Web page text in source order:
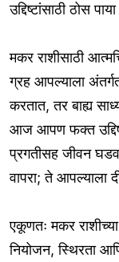
उद्दिष्टांसाठी ठोस
मकर राशीसाठी
ग्रह आपल्याला
करतात, तर बाह्य
आज आपण फक्त
प्रगतीसह जीवन
वापरा; ते आपल्याला
एकूणतः मकर राशीच्या
नियोजन, स्थिरता